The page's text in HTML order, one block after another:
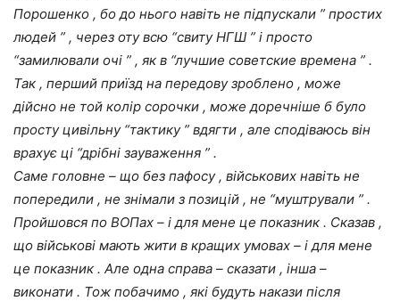
Порошенко , бо до нього навіть не підпускали ” простих
людей ” , через оту всю “свиту НГШ ” і просто
“замилювали очі ” , як в “лучшие советские времена ” .
Так , перший приїзд на передову зроблено , може
дійсно не той колір сорочки , може доречніше б було
просту цивільну “тактику ” вдягти , але сподіваюсь він
врахує ці “дрібні зауваження ” .
Саме головне – що без пафосу , військових навіть не
попередили , не знімали з позицій , не “муштрували ” .
Пройшовся по ВОПах – і для мене це показник . Сказав ,
що військові мають жити в кращих умовах – і для мене
це показник . Але одна справа – сказати , інша –
виконати . Тож побачимо , які будуть накази після